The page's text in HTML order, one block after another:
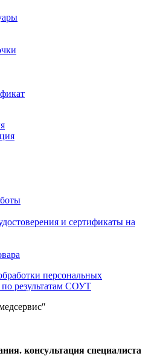
и сертификаты на
персональных
результатам СОУТ
консультация специалиста